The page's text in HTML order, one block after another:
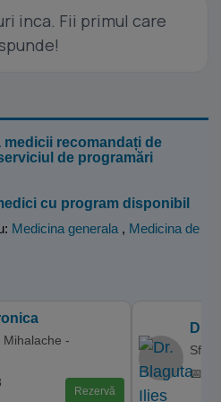
inca. Fii primul care
medicii recomandați de
de programări
cu program disponibil
Medicina generala , Medicina de
-
Rezervă
Dr.
📅